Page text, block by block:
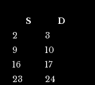
S
D
2
3
9
10
16
17
23
24